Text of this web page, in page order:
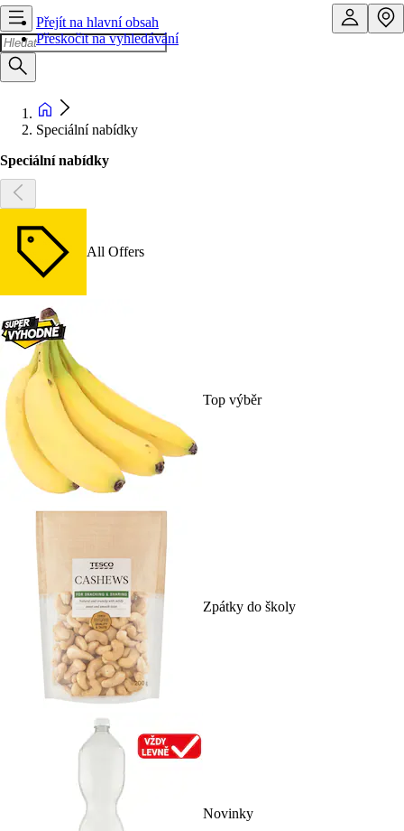
Přejít na hlavní obsah
Přeskočit na vyhledávání
Speciální nabídky
Speciální nabídky
All Offers
Top výběr
Zpátky do školy
Novinky